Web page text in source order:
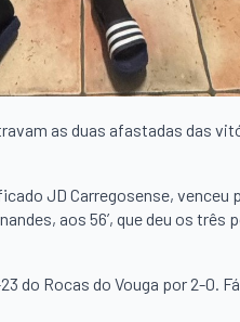
as duas afastadas das
JD Carregosense, venceu
aos 56’, que deu os
do Rocas do Vouga por 2-0.